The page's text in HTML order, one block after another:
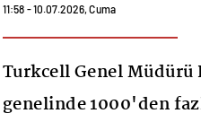
11:58 - 10.07.2026, Cuma
Turkcell Genel Müdürü
genelinde 1000'den